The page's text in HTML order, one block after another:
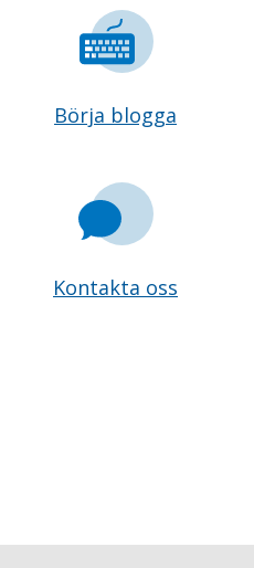
Börja blogga
Kontakta oss